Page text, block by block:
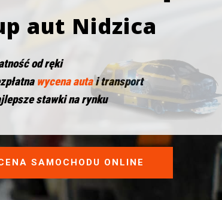
aut Nidzica
od ręki
wycena autai transport
stawki na rynku
SAMOCHODU ONLINE